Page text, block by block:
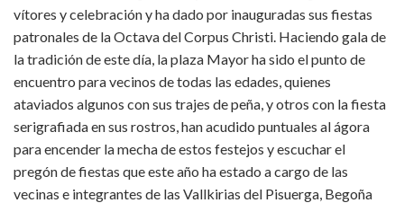
vítores y celebración y ha dado por inauguradas sus fiestas
patronales de la Octava del Corpus Christi. Haciendo gala de
la tradición de este día, la plaza Mayor ha sido el punto de
encuentro para vecinos de todas las edades, quienes
ataviados algunos con sus trajes de peña, y otros con la fiesta
serigrafiada en sus rostros, han acudido puntuales al ágora
para encender la mecha de estos festejos y escuchar el
pregón de fiestas que este año ha estado a cargo de las
vecinas e integrantes de las Vallkirias del Pisuerga, Begoña